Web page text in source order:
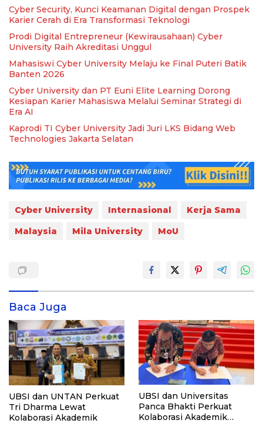
Cyber Security, Kunci Keamanan Digital dengan Prospek
Karier Cerah di Era Transformasi Teknologi
Prodi Digital Entrepreneur (Kewirausahaan) Cyber
University Raih Akreditasi Unggul
Mahasiswi Cyber University Melaju ke Final Puteri Batik
Banten 2026
Cyber University dan PT Euni Elite Learning Dorong
Kesiapan Karier Mahasiswa Melalui Seminar Strategi di
Era AI
Kaprodi TI Cyber University Jadi Juri LKS Bidang Web
Technologies Jakarta Selatan
Cyber University Internasional
Kerja Sama
Malaysia
Mila University MoU
Baca Juga
UBSI dan UNTAN Perkuat
Tri Dharma Lewat
Kolaborasi Akademik
UBSI dan Universitas
Panca Bhakti Perkuat
Kolaborasi Akademik